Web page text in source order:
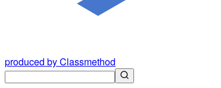
produced by Classmethod